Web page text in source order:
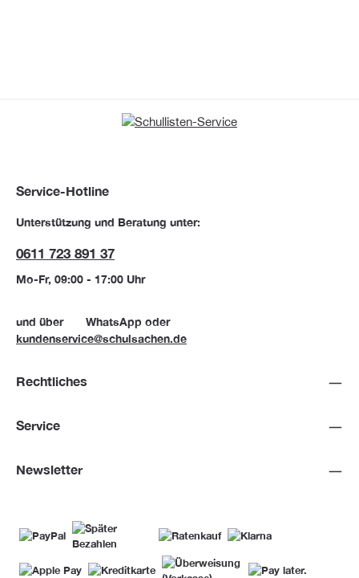
Service-Hotline
Unterstützung und Beratung unter:
0611 723 891 37
Mo-Fr, 09:00 - 17:00 Uhr
und über WhatsApp oder
kundenservice@schulsachen.de
Rechtliches
Service
Newsletter